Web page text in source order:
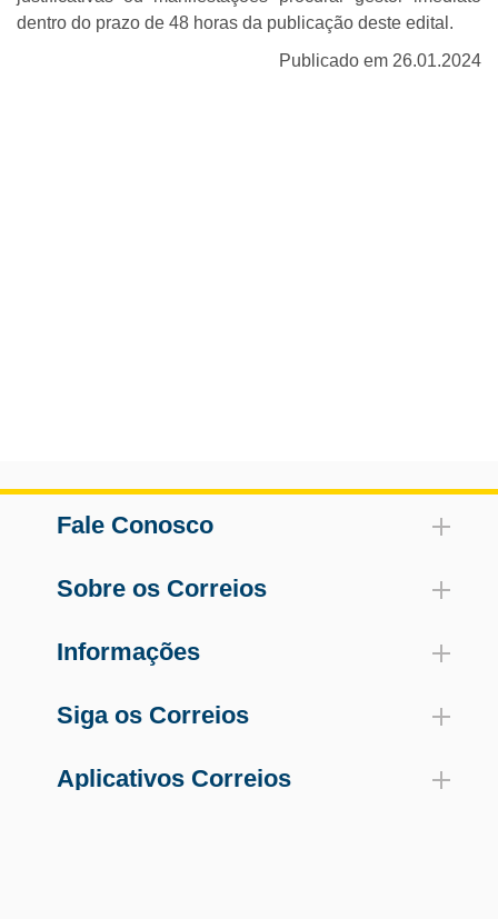
dentro do prazo de 48 horas da publicação deste edital.
Publicado em 26.01.2024
Fale Conosco
Sobre os Correios
Informações
Siga os Correios
Aplicativos Correios